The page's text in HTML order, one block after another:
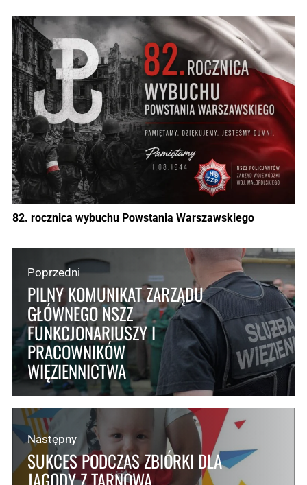
82. rocznica wybuchu Powstania Warszawskiego
Poprzedni
PILNY KOMUNIKAT ZARZĄDU
GŁÓWNEGO NSZZ
FUNKCJONARIUSZY I
PRACOWNIKÓW
WIĘZIENNICTWA
Następny
SUKCES PODCZAS ZBIÓRKI DLA